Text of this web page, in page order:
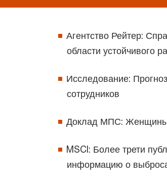
Агентство Рейтер:
области устойчивого
Исследование:
сотрудников
Доклад МПС: Женщины
MSCI: Более трети
информацию о